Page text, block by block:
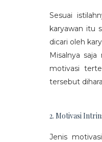
Sesuai
karyawan itu
dicari oleh
Misalnya
motivasi
tersebut
2. Motivasi
Jenis